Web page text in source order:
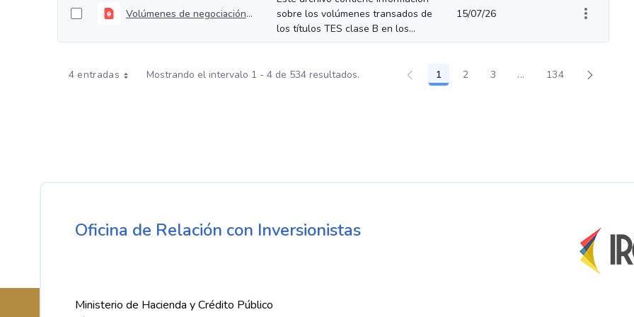
Volúmenes de negociación del 06 al 10 de julio de 2026
sobre los volúmenes transados de
los títulos TES clase B en los...
15/07/26
4 entradas Mostrando el intervalo 1 - 4 de 534 resultados. Página
1 Página
2 Página
3 ...Páginas intermedias
Página
134
Oficina de Relación con Inversionistas
Ministerio de Hacienda y Crédito Público